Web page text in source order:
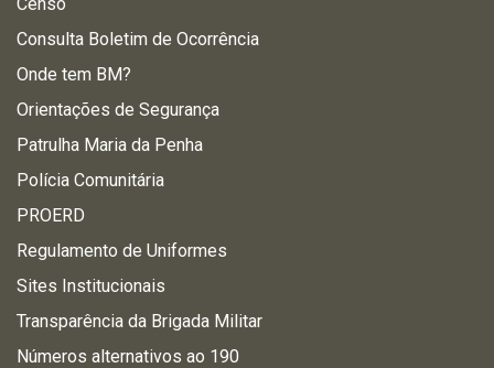
Consulta Boletim de Ocorrência
Onde tem BM?
Orientações de Segurança
Patrulha Maria da Penha
Polícia Comunitária
PROERD
Regulamento de Uniformes
Sites Institucionais
Transparência da Brigada Militar
Números alternativos ao 190